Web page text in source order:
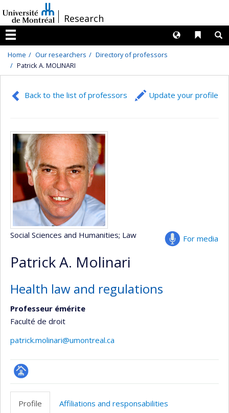
au
contenu
/Research
Menu
Liens
Langues
Home Our researchers
Directory of professors
Patrick A. MOLINARI
Back to the list of professors Update your profile
For media
Social Sciences and Humanities; Law
Patrick A. Molinari
Health law and regulations
Professeur émérite
Faculté de droit
patrick.molinari@umontreal.ca
Page
professionnelle
Profile Affiliations and responsabilities